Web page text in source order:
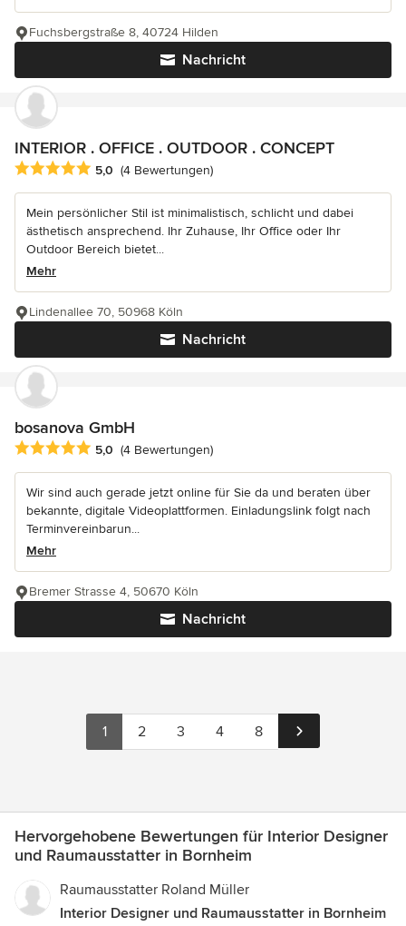
Nachricht
Fuchsbergstraße 8, 40724 Hilden
INTERIOR . OFFICE . OUTDOOR . CONCEPT
Durchschnittliche Bewertung: 5 von 5 Sternen
5,0 (4 Bewertungen)
Mein persönlicher Stil ist minimalistisch, schlicht und dabei
ästhetisch ansprechend. Ihr Zuhause, Ihr Office oder Ihr
Outdoor Bereich bietet...
Mehr
Nachricht
Lindenallee 70, 50968 Köln
bosanova GmbH
Durchschnittliche Bewertung: 5 von 5 Sternen
5,0 (4 Bewertungen)
Wir sind auch gerade jetzt online für Sie da und beraten über
bekannte, digitale Videoplattformen. Einladungslink folgt nach
Terminvereinbarun...
Mehr
Nachricht
Bremer Strasse 4, 50670 Köln
1 2 3 4 8
Hervorgehobene Bewertungen für Interior Designer
und Raumausstatter in Bornheim
Raumausstatter Roland Müller
Interior Designer und Raumausstatter in Bornheim